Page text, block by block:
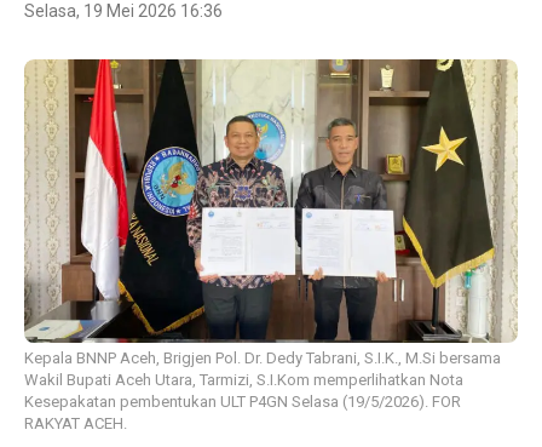
Selasa, 19 Mei 2026 16:36
Kepala BNNP Aceh, Brigjen Pol. Dr. Dedy Tabrani, S.I.K., M.Si bersama
Wakil Bupati Aceh Utara, Tarmizi, S.I.Kom memperlihatkan Nota
Kesepakatan pembentukan ULT P4GN Selasa (19/5/2026). FOR
RAKYAT ACEH.